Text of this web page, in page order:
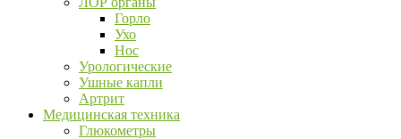
Горло
Ухо
Нос
Урологические
Ушные капли
Артрит
Медицинская техника
Глюкометры